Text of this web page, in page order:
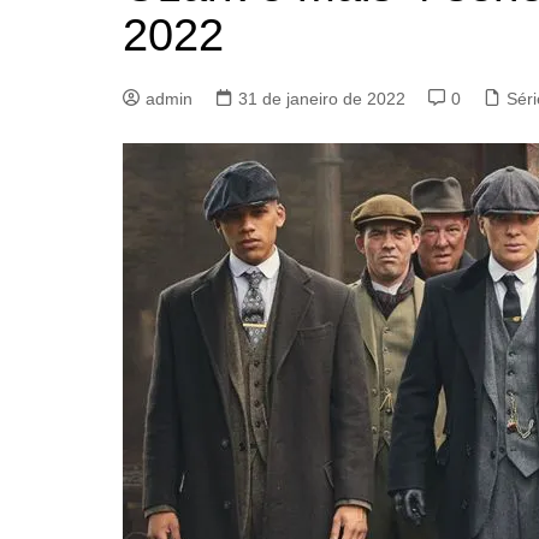
2022
admin 31 de janeiro de 2022 0